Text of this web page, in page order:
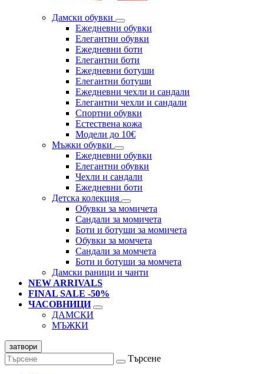
Дамски обувки
Eжедневни обувки
Eлегантни обувки
Eжедневни боти
Eлегантни боти
Eжедневни ботуши
Eлегантни ботуши
Ежедневни чехли и сандали
Елегантни чехли и сандали
Спортни обувки
Естествена кожа
Модели до 10€
Мъжки обувки
Ежедневни обувки
Елегантни обувки
Чехли и сандали
Ежедневни боти
Детска колекция
Обувки за момичета
Сандали за момичета
Боти и ботуши за момичета
Обувки за момчета
Сандали за момчета
Боти и ботуши за момчета
Дамски раници и чанти
NEW ARRIVALS
FINAL SALE -50%
ЧАСОВНИЦИ
ДАМСКИ
МЪЖКИ
затвори
Търсене